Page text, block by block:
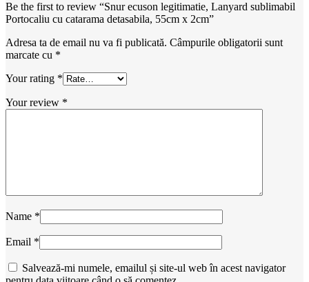
Be the first to review “Snur ecuson legitimatie, Lanyard sublimabil
Portocaliu cu catarama detasabila, 55cm x 2cm”
Adresa ta de email nu va fi publicată. Câmpurile obligatorii sunt
marcate cu *
Your rating *
Your review *
Name *
Email *
Salvează-mi numele, emailul și site-ul web în acest navigator